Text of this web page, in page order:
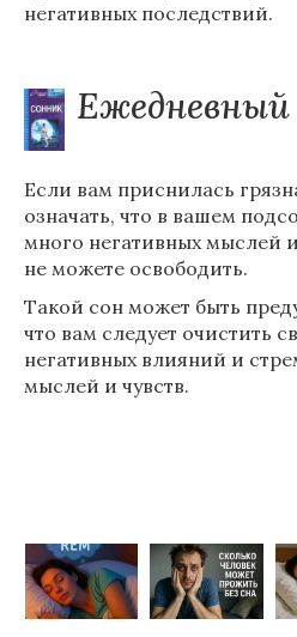
негативных последствий.
Ежедневный
Если вам приснилась
означать, что в вашем
много негативных мыслей
не можете освободить.
Такой сон может быть
что вам следует очистить
негативных влияний и
мыслей и чувств.